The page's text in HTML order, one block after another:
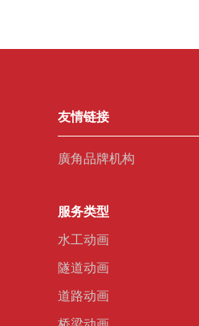
友情链接
廣角品牌机构
服务类型
水工动画
隧道动画
道路动画